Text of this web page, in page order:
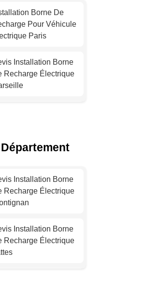
Borne De
Pour Véhicule
Paris
Installation Borne
Recharge Électrique
Département
Installation Borne
Recharge Électrique
Installation Borne
Recharge Électrique